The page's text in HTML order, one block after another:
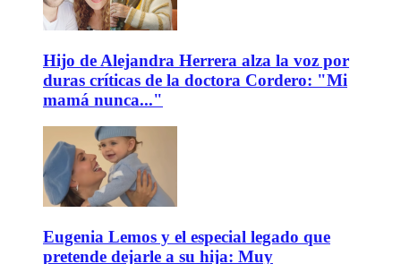
Hijo de Alejandra Herrera alza la voz por
duras críticas de la doctora Cordero: "Mi
mamá nunca..."
Eugenia Lemos y el especial legado que
pretende dejarle a su hija: Muy